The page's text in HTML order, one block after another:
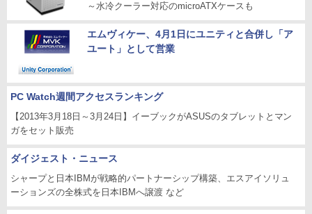
～水冷クーラー対応のmicroATXケースも
エムヴィケー、4月1日にユニティと合併し「ア
ユート」として営業
PC Watch週間アクセスランキング
【2013年3月18日～3月24日】イーブックがASUSのタブレットとマン
ガをセット販売
ダイジェスト・ニュース
シャープと日本IBMが戦略的パートナーシップ構築、エスアイソリュ
ーションズの全株式を日本IBMへ譲渡 など